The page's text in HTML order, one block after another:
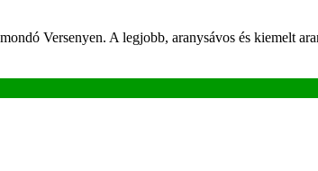
Versenyen. A legjobb, aranysávos és kiemelt